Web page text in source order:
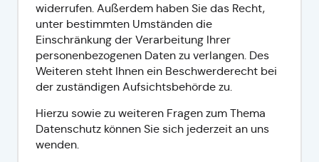
widerrufen. Außerdem haben Sie das Recht,
unter bestimmten Umständen die
Einschränkung der Verarbeitung Ihrer
personenbezogenen Daten zu verlangen. Des
Weiteren steht Ihnen ein Beschwerderecht bei
der zuständigen Aufsichtsbehörde zu.
Hierzu sowie zu weiteren Fragen zum Thema
Datenschutz können Sie sich jederzeit an uns
wenden.